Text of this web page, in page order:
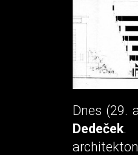
Dnes (29.
Dedeček.